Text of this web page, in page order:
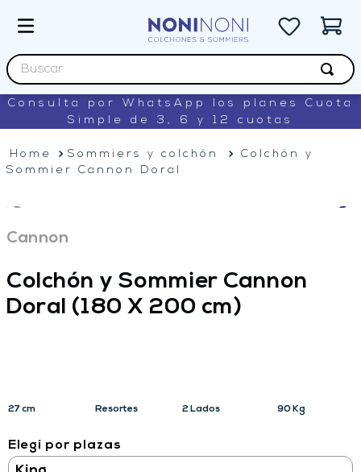
Buscar
Consulta por WhatsApp los planes Cuota
Simple de 3, 6 y 12 cuotas
Sommiers y colchón
Colchón y
Sommier Cannon Doral
Cannon
Colchón y Sommier Cannon
Doral (180 X 200 cm)
27 cm Resortes 2 Lados 90 Kg
Elegí por plazas
TÉRMINOS MÁS BUSCADOS
2.
colchon